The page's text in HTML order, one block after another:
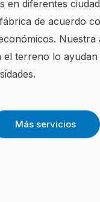
en diferentes
de acuerdo
Nuestra
el terreno lo
Más servicios